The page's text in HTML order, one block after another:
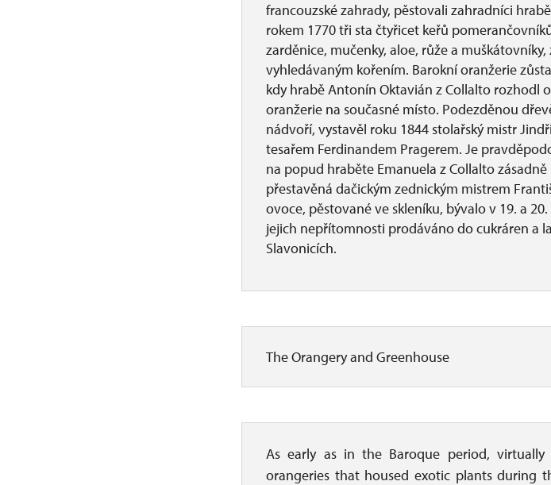
francouzské zahrady, pěstovali zahradníci
rokem 1770 tři sta čtyřicet keřů
zarděnice, mučenky, aloe, růže a
vyhledávaným kořením. Barokní oranžerie
kdy hrabě Antonín Oktavián z Collalto rozhodl
oranžerie na současné místo. Podezděnou
nádvoří, vystavěl roku 1844 stolařský mistr
tesařem Ferdinandem Pragerem. Je
na popud hraběte Emanuela z Collalto
přestavěná dačickým zednickým mistrem
ovoce, pěstované ve skleníku, bývalo v 19. a
jejich nepřítomnosti prodáváno do cukráren a
Slavonicích.
The Orangery and Greenhouse
As early as in the Baroque period,
orangeries that housed exotic plants during